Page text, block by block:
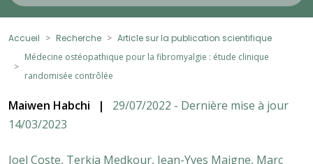
Accueil Recherche
Article sur la publication scientifique
Médecine ostéopathique pour la fibromyalgie : étude clinique
randomisée contrôlée
Maiwen Habchi |
29/07/2022 - Dernière mise à jour
14/03/2023
Joel Coste, Terkia Medkour, Jean-Yves Maigne, Marc